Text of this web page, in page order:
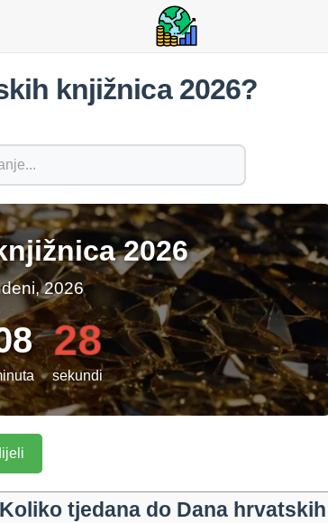
knjižnica 2026?
2026
2026
27
sekundi
Koliko tjedana do Dana hrvatskih